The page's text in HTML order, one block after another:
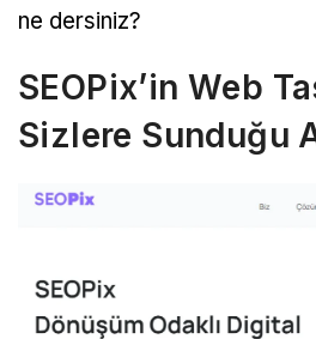
ne dersiniz?
SEOPix’in Web
Sizlere Sunduğu